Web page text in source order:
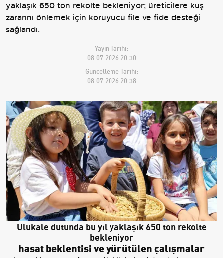
yaklaşık 650 ton rekolte bekleniyor; üreticilere kuş
zararını önlemek için koruyucu file ve fide desteği
sağlandı.
Yayın Tarihi:
08.07.2026 20:30
Güncelleme Tarihi:
08.07.2026 20:38
Ulukale dutunda bu yıl yaklaşık 650 ton rekolte
bekleniyor
hasat beklentisi ve yürütülen çalışmalar